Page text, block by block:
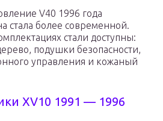
V40 1996 года
стала более современной.
стали доступны:
подушки безопасности,
управления и кожаный
XV10 1991 — 1996